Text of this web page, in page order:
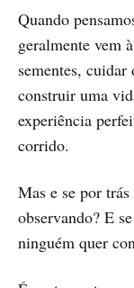
Quando
geralmente vem
sementes, cuidar
construir uma
experiência
corrido.
Mas e se por
observando? E
ninguém quer